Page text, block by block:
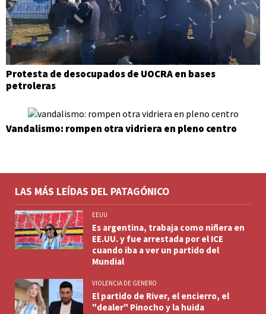
Protesta de desocupados de UOCRA en bases
petroleras
Vandalismo: rompen otra vidriera en pleno centro
LAS MÁS LEÍDAS DEL PATAGÓNICO
EEUU
Es argentina, trabaja como niñera en
EE.UU. y fue arrestada por el ICE
cuando iba a ver un partido del
Mundial
VIOLENCIA DE GENERO
El partido de River, el encierro, el
"dealer" Pinocho y la huida